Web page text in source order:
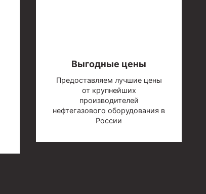
Выгодные цены
Предоставляем лучшие цены
от крупнейших
производителей
нефтегазового оборудования в
России